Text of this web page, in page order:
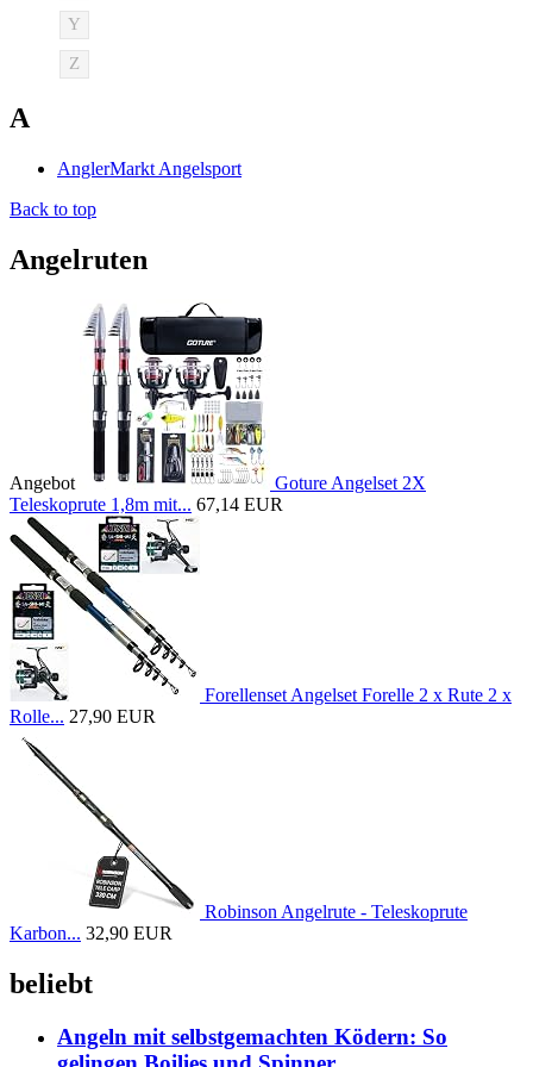
Y
Z
A
AnglerMarkt Angelsport
Back to top
Angelruten
Angebot
Goture Angelset 2X
Teleskoprute 1,8m mit... 67,14 EUR
Forellenset Angelset Forelle 2 x Rute 2 x
Rolle... 27,90 EUR
Robinson Angelrute - Teleskoprute
Karbon... 32,90 EUR
beliebt
Angeln mit selbstgemachten Ködern: So